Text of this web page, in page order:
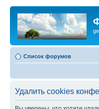
Список форумов
Удалить cookies